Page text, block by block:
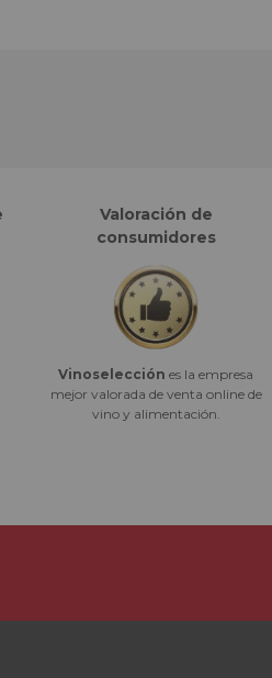
Valoración de
consumidores
Vinoselección es la empresa
mejor valorada de venta online de
vino y alimentación.